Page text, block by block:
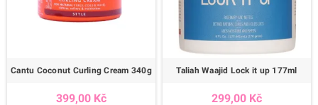
Cantu Coconut Curling Cream 340g
399,00 Kč
Taliah Waajid Lock it up 177ml
299,00 Kč